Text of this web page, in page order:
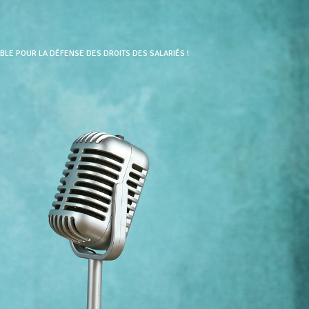
POUR LA DÉFENSE DES DROITS DES SALARIÉS !